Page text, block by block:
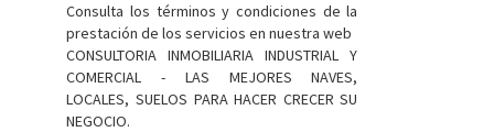
Consulta los términos y condiciones de la
prestación de los servicios en nuestra web
CONSULTORIA INMOBILIARIA INDUSTRIAL Y
COMERCIAL - LAS MEJORES NAVES,
LOCALES, SUELOS PARA HACER CRECER SU
NEGOCIO.